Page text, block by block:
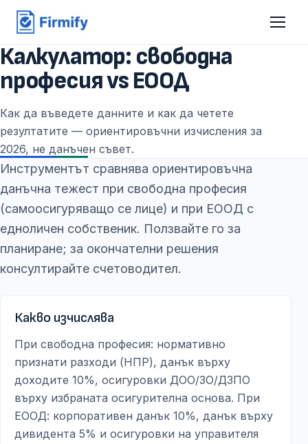
Калкулатор: свободна
професия vs ЕООД
Как да въведете данните и как да четете
резултатите — ориентировъчни изчисления за
2026, не данъчен съвет.
Инструментът сравнява ориентировъчна
данъчна тежест при свободна професия
(самоосигуряващо се лице) и при ЕООД с
едноличен собственик. Ползвайте го за
планиране; за окончателни решения
консултирайте счетоводител.
Какво изчислява
При свободна професия: нормативно
признати разходи (НПР), данък върху
доходите 10%, осигуровки ДОО/ЗО/ДЗПО
върху избраната осигурителна основа. При
ЕООД: корпоративен данък 10%, данък върху
дивидента 5% и осигуровки на управителя